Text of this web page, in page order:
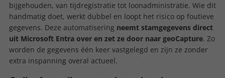
bijgehouden, van tijdregistratie tot loonadministratie. Wie dit
handmatig doet, werkt dubbel en loopt het risico op foutieve
gegevens. Deze automatisering neemt stamgegevens direct
uit Microsoft Entra over en zet ze door naar geoCapture. Zo
worden de gegevens één keer vastgelegd en zijn ze zonder
extra inspanning overal actueel.